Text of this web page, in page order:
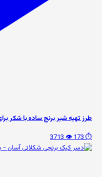
طرز تهیه شیر برنج ساده با شکر
⏱️ 173
👁️ 3713